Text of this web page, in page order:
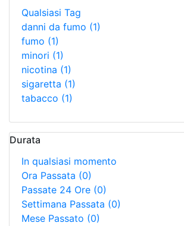
Qualsiasi Tag
danni da fumo (1)
fumo (1)
minori (1)
nicotina (1)
sigaretta (1)
tabacco (1)
Durata
In qualsiasi momento
Ora Passata (0)
Passate 24 Ore (0)
Settimana Passata (0)
Mese Passato (0)